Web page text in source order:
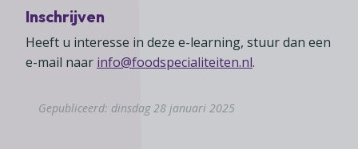
Inschrijven
Heeft u interesse in deze e-learning, stuur dan een
e-mail naar info@foodspecialiteiten.nl.
Gepubliceerd: dinsdag 28 januari 2025